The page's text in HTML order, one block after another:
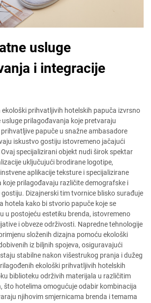
usluge
i integracije
prihvatljivih hotelskih papuča izvrsno
prilagođavanja koje pretvaraju
papuče u snažne ambasadore
iskustvo gostiju istovremeno jačajući
specijalizirani objekt nudi širok spektar
uključujući brodirane logotipe,
aplikacije teksture i specijalizirane
koje prilagođavaju različite demografske i
Dizajnerski tim tvornice blisko surađuje
hotela kako bi stvorio papuče koje se
u postojeću estetiku brenda, istovremeno
i obveze održivosti. Napredne tehnologije
složenih dizajna pomoću ekološki
iz biljnih spojeva, osiguravajući
stabilne nakon višestrukog pranja i dužeg
ekološki prihvatljivih hotelskih
biblioteku održivih materijala u različitim
što hotelima omogućuje odabir kombinacija
njihovim smjernicama brenda i temama